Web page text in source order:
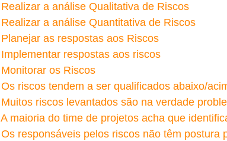
Realizar a análise Qualitativa de Riscos
Realizar a análise Quantitativa de Riscos
Planejar as respostas aos Riscos
Implementar respostas aos riscos
Monitorar os Riscos
Os riscos tendem a ser qualificados abaixo/
Muitos riscos levantados são na verdade
A maioria do time de projetos acha que
Os responsáveis pelos riscos não têm postura